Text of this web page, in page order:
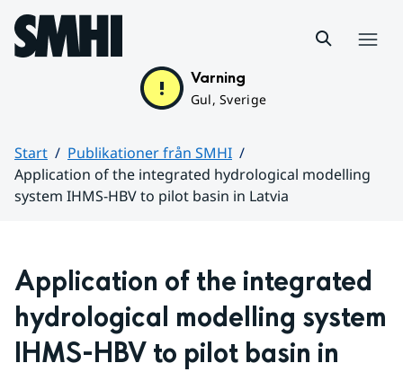
Hoppa till sidans innehåll
Varning
Gul, Sverige
Start
Publikationer från SMHI
Application of the integrated hydrological modelling
system IHMS-HBV to pilot basin in Latvia
Application of the integrated
hydrological modelling system
IHMS-HBV to pilot basin in